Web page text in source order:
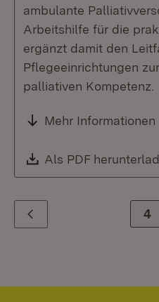
ambulante
Arbeitshilfe für die
ergänzt damit den
Pflegeeinrichtungen
palliativen Kompetenz.
Mehr Informationen
Download:
Als PDF
Zurück 4